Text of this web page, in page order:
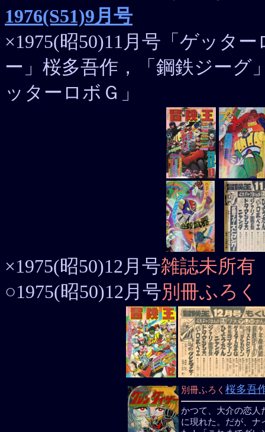
1976(S51)9月号
×1975(昭50)11月号「ゲッタ
ー」桜多吾作，「鋼鉄ジーグ
ッターロボＧ」
×1975(昭50)12月号雑誌未所有
○1975(昭50)12月号別冊ふろく
別冊ふろく 桜多吾
かつて、大介の恋人
に現れた。だが、ナ